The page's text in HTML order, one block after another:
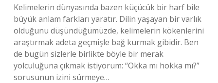
Kelimelerin dünyasında bazen küçücük bir harf bile
büyük anlam farkları yaratır. Dilin yaşayan bir varlık
olduğunu düşündüğümüzde, kelimelerin kökenlerini
araştırmak adeta geçmişle bağ kurmak gibidir. Ben
de bugün sizlerle birlikte böyle bir merak
yolculuğuna çıkmak istiyorum: “Okka mı hokka mı?”
sorusunun izini sürmeye…